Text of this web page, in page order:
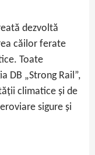
dezvoltă
căilor ferate
Toate
DB „Strong Rail”,
climatice și de
sigure și